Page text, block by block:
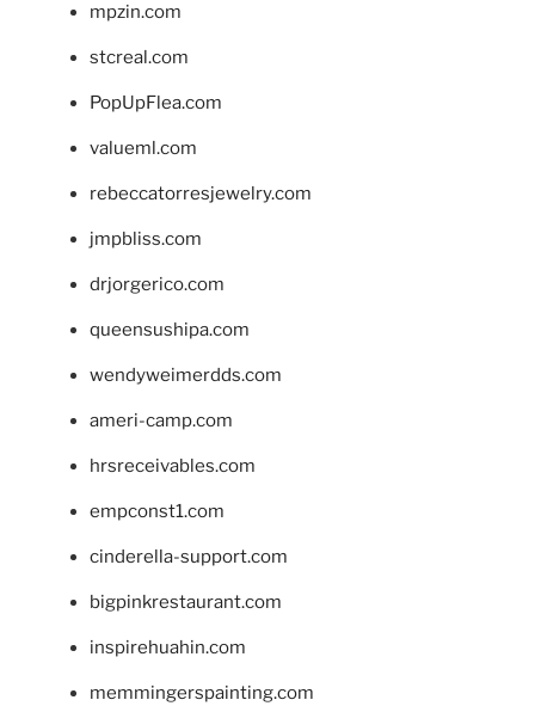
mpzin.com
stcreal.com
PopUpFlea.com
valueml.com
rebeccatorresjewelry.com
jmpbliss.com
drjorgerico.com
queensushipa.com
wendyweimerdds.com
ameri-camp.com
hrsreceivables.com
empconst1.com
cinderella-support.com
bigpinkrestaurant.com
inspirehuahin.com
memmingerspainting.com